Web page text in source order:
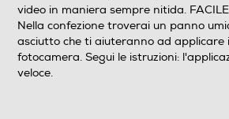
video in maniera sempre nitida.
Nella confezione troverai un panno
asciutto che ti aiuteranno ad applicare
fotocamera. Segui le istruzioni:
veloce.